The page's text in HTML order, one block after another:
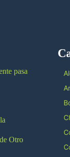
pasa
Otro